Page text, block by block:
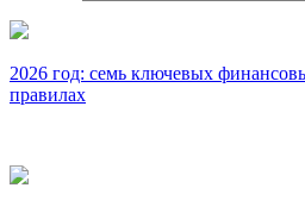
2026 год: семь ключевых
правилах